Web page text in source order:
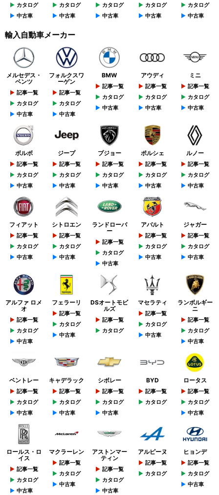
カタログ
中古車
カタログ
中古車
カタログ
中古車
カタログ
中古車
カタログ
中古車
輸入自動車メーカー
メルセデス・
ベンツ
記事一覧
カタログ
中古車
フォルクスワ
ーゲン
記事一覧
カタログ
中古車
BMW
記事一覧
カタログ
中古車
アウディ
記事一覧
カタログ
中古車
ミニ
記事一覧
カタログ
中古車
ボルボ
記事一覧
カタログ
中古車
ジープ
記事一覧
カタログ
中古車
プジョー
記事一覧
カタログ
中古車
ポルシェ
記事一覧
カタログ
中古車
ルノー
記事一覧
カタログ
中古車
フィアット
記事一覧
カタログ
中古車
シトロエン
記事一覧
カタログ
中古車
ランドローバ
ー
記事一覧
カタログ
中古車
アバルト
記事一覧
カタログ
中古車
ジャガー
記事一覧
カタログ
中古車
アルファ ロメ
オ
記事一覧
カタログ
中古車
フェラーリ
記事一覧
カタログ
中古車
DSオートモビ
ルズ
記事一覧
カタログ
マセラティ
記事一覧
カタログ
中古車
ランボルギー
ニ
記事一覧
カタログ
中古車
ベントレー
記事一覧
カタログ
中古車
キャデラック
記事一覧
カタログ
中古車
シボレー
記事一覧
カタログ
中古車
BYD
記事一覧
カタログ
ロータス
記事一覧
カタログ
中古車
ロールス・ロ
イス
記事一覧
カタログ
中古車
マクラーレン
記事一覧
カタログ
中古車
アストンマー
ティン
記事一覧
カタログ
中古車
アルピーヌ
記事一覧
カタログ
ヒョンデ
記事一覧
カタログ
中古車